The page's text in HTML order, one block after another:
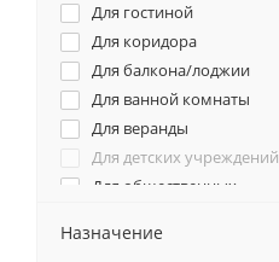
Для гостиной
Для коридора
Для балкона/лоджии
Для ванной комнаты
Для веранды
Для детских учреждений
Для общественных
Для спальни
Назначение